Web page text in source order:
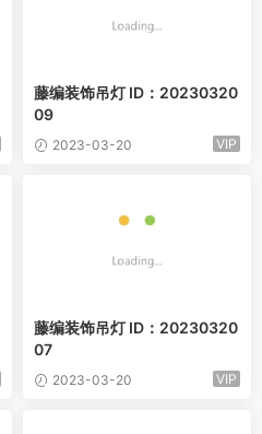
藤编装饰吊灯 ID：20230320
09
2023-03-20 VIP
藤编装饰吊灯 ID：20230320
07
2023-03-20 VIP